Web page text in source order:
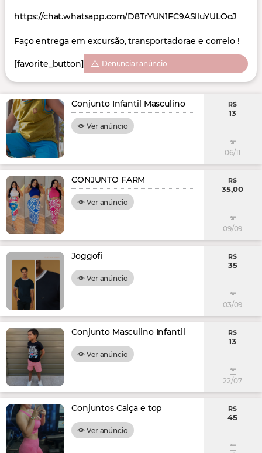
https://chat.whatsapp.com/D8TrYUN1FC9ASlluYULOoJ
Faço entrega em excursão, transportadorae e correio !
[favorite_button] Denunciar anúncio
Conjunto Infantil Masculino
Ver anúncio
R$
13
06/11
CONJUNTO FARM
Ver anúncio
R$
35,00
09/09
Joggofi
Ver anúncio
R$
35
03/09
Conjunto Masculino Infantil
Ver anúncio
R$
13
22/07
Conjuntos Calça e top
Ver anúncio
R$
45